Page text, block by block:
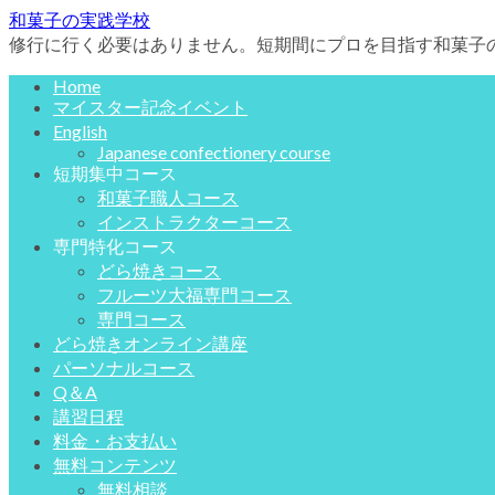
和菓子の実践学校
修行に行く必要はありません。短期間にプロを目指す和菓子
Home
マイスター記念イベント
English
Japanese confectionery course
短期集中コース
和菓子職人コース
インストラクターコース
専門特化コース
どら焼きコース
フルーツ大福専門コース
専門コース
どら焼きオンライン講座
パーソナルコース
Q＆A
講習日程
料金・お支払い
無料コンテンツ
無料相談